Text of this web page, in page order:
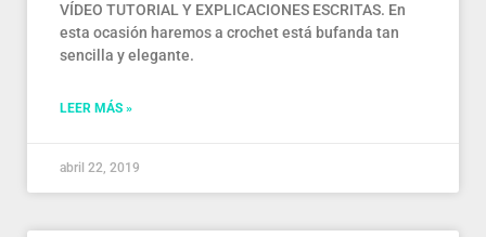
VÍDEO TUTORIAL Y EXPLICACIONES ESCRITAS. En
esta ocasión haremos a crochet está bufanda tan
sencilla y elegante.
LEER MÁS »
abril 22, 2019